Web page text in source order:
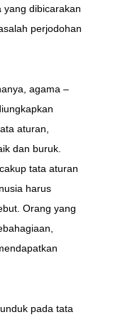
yang dibicarakan
perjodohan
agama –
aturan,
dan buruk.
tata aturan
harus
Orang yang
pada tata